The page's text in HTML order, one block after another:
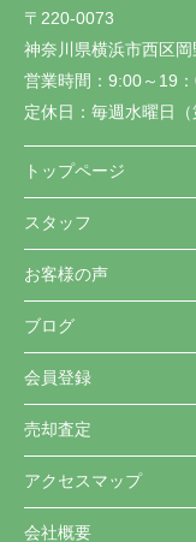
〒220-0073
神奈川県横浜市西区
営業時間： 9:00～19
定休日： 毎週水曜日（
トップページ
スタッフ
お客様の声
ブログ
会員登録
売却査定
アクセスマップ
会社概要